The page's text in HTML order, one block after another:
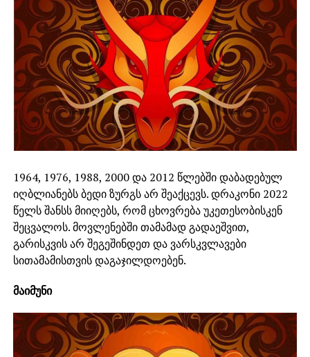
1964, 1976, 1988, 2000 და 2012 წლებში დაბადებულ
იღბლიანებს ბედი ზურგს არ შეაქცევს. დრაკონი 2022
წელს შანსს მიიღებს, რომ ცხოვრება უკეთესობისკენ
შეცვალოს. მოვლენებში თამამად გადაეშვით,
გარისკვის არ შეგეშინდეთ და ვარსკვლავები
სითამამისთვის დაგაჯილდოებენ.
მაიმუნი